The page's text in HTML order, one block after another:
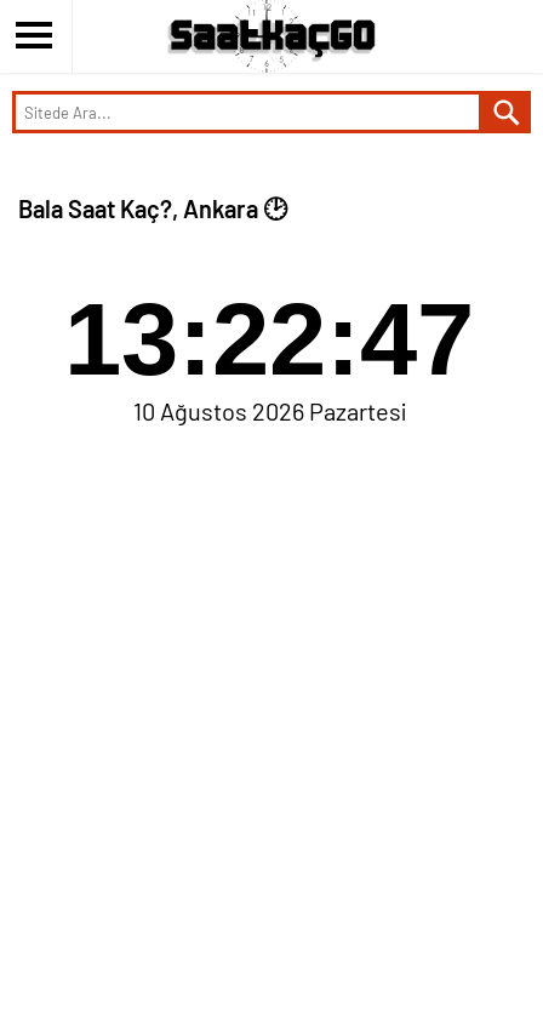
Bala Saat Kaç?, Ankara 🕑
13:22:47
10 Ağustos 2026 Pazartesi